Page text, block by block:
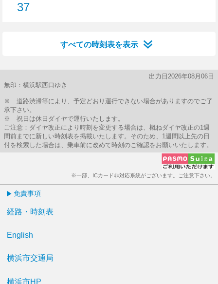
37
すべての時刻表を表示
出力日2026年08月06日
無印：横浜駅西口ゆき
※ 道路渋滞等により、予定どおり運行できない場合がありますのでご了
承下さい。
※ 祝日は休日ダイヤで運行いたします。
ご注意：ダイヤ改正により時刻を変更する場合は、概ねダイヤ改正の1週
間前までに新しい時刻表を掲載いたします。そのため、1週間以上先の日
付を検索した場合は、乗車前に改めて時刻のご確認をお願いいたします。
※一部、ICカード非対応系統がございます。ご注意下さい。
免責事項
経路・時刻表
English
横浜市交通局
横浜市HP